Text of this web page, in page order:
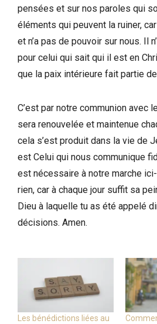
pensées et sur nos paroles qui
éléments qui peuvent la ruiner,
et n’a pas de pouvoir sur nous. Il
pour celui qui sait qui il est en
que la paix intérieure fait partie
C’est par notre communion avec
sera renouvelée et maintenue
cela s’est produit dans la vie de
est Celui qui nous communique
est nécessaire à notre marche
rien, car à chaque jour suffit sa
Dieu à laquelle tu as été appelé
décisions. Amen.
Les bénédictions liées au